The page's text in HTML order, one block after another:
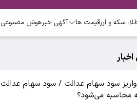
سکه و ارزقیمت ها آگهی خبرهوش مصنوعی
سود سهام عدالت / سود سهام عدالت
محاسبه می‌شود؟